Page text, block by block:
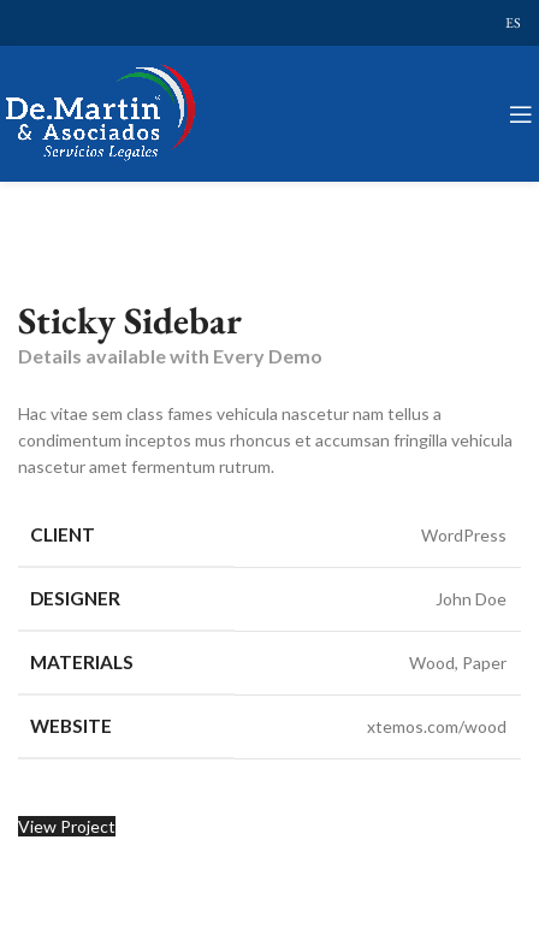
ES
Sticky Sidebar
Details available with Every Demo
Hac vitae sem class fames vehicula nascetur nam tellus a
condimentum inceptos mus rhoncus et accumsan fringilla vehicula
nascetur amet fermentum rutrum.
CLIENT WordPress
DESIGNER John Doe
MATERIALS Wood, Paper
WEBSITE xtemos.com/wood
View Project